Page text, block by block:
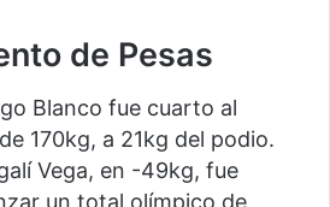
de Pesas
Blanco fue cuarto al
170kg, a 21kg del podio.
Vega, en -49kg, fue